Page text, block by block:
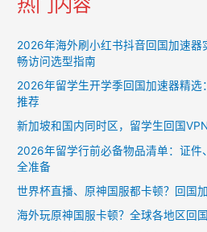
2026年海外刷小红书抖音回国加速器
畅访问选型指南
2026年留学生开学季回国加速器精选
推荐
新加坡和国内同时区，留学生回国
2026年留学行前必备物品清单：证件
全准备
世界杯直播、原神国服都卡顿？回国
海外玩原神国服卡顿？全球各地区回